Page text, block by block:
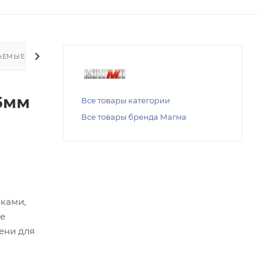
ВОПРОСЫ
для
Все товары категории
Все товары бренда Магма